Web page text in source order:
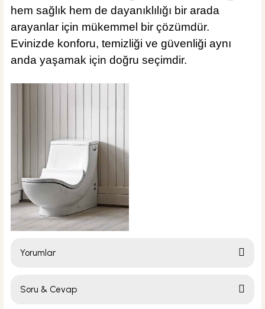
hem sağlık hem de dayanıklılığı bir arada
arayanlar için mükemmel bir çözümdür.
Evinizde konforu, temizliği ve güvenliği aynı
anda yaşamak için doğru seçimdir.
Yorumlar
Soru & Cevap